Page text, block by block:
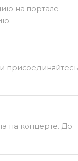
на портале
и присоединяйтесь
на концерте. До